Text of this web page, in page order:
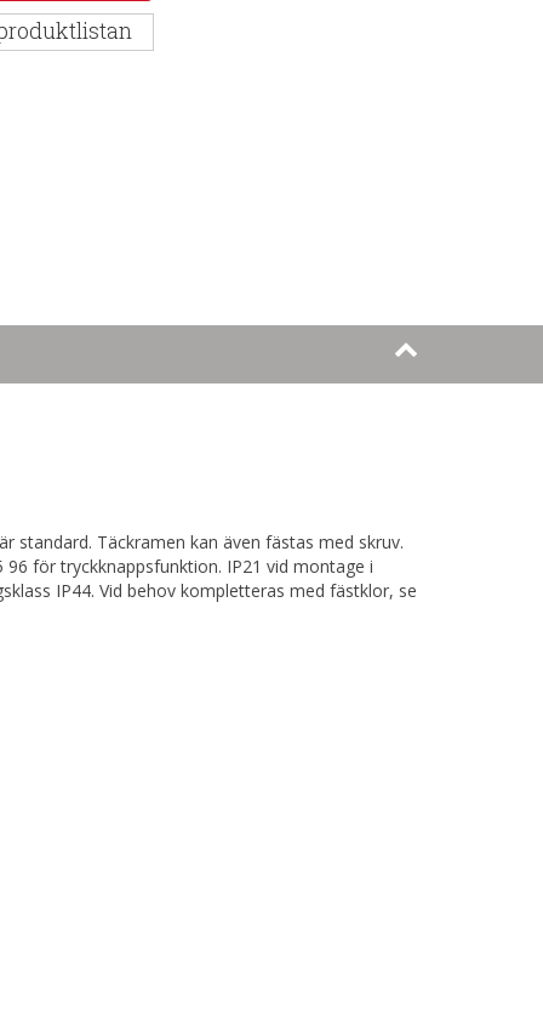
standard. Täckramen kan även fästas med skruv.
för tryckknappsfunktion. IP21 vid montage i
IP44. Vid behov kompletteras med fästklor, se